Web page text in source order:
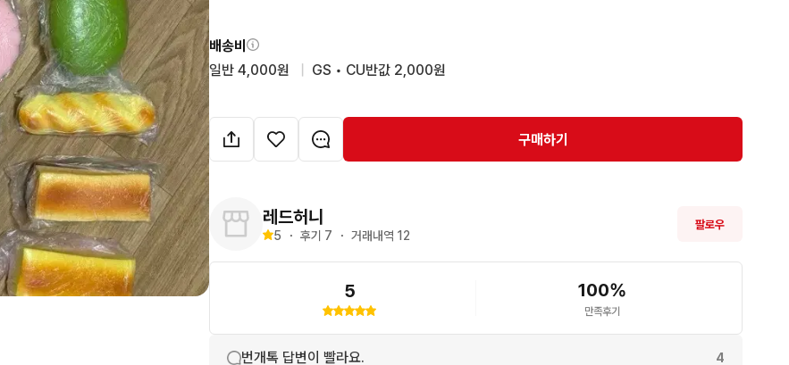
배송비
일반 4,000원
GS • CU반값 2,000원
구매하기
레드허니
5 ・ 후기 7 ・ 거래내역 12
팔로우
5 100%
만족후기
번개톡 답변이 빨라요. 4